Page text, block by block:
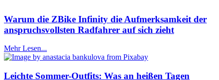
Warum die ZBike Infinity die Aufmerksamkeit der
anspruchsvollsten Radfahrer auf sich zieht
Mehr Lesen...
Leichte Sommer-Outfits: Was an heißen Tagen